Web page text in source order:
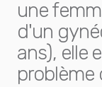
une
d'un
ans), elle
problème